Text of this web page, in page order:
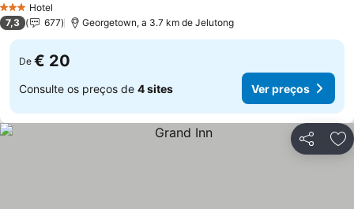
3 EstrelasHotel
7,3 677 Georgetown, a 3.7 km de Jelutong
De € 20
Consulte os preços de 4 sites Ver preços
Partilhar